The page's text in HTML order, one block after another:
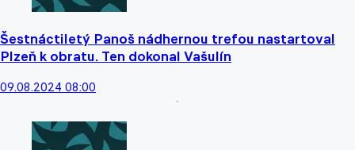
Šestnáctiletý Panoš nádhernou trefou nastartoval
Plzeň k obratu. Ten dokonal Vašulín
09.08.2024 08:00